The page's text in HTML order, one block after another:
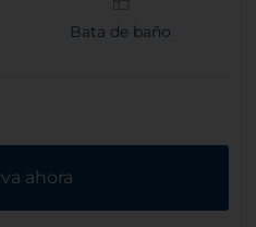
Bata de baño
ahora